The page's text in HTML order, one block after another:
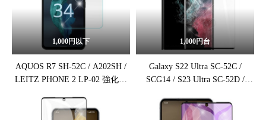
1,000円以下
AQUOS R7 SH-52C / A202SH /
LEITZ PHONE 2 LP-02 強化ガ
1,000円台
Galaxy S22 Ultra SC-52C /
SCG14 / S23 Ultra SC-52D /